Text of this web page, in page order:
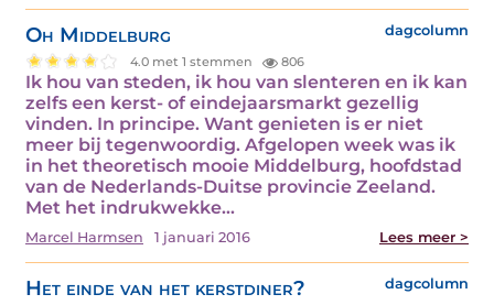
Oh Middelburg dagcolumn
4.0 met 1 stemmen 806
Ik hou van steden, ik hou van slenteren en ik kan
zelfs een kerst- of eindejaarsmarkt gezellig
vinden. In principe. Want genieten is er niet
meer bij tegenwoordig. Afgelopen week was ik
in het theoretisch mooie Middelburg, hoofdstad
van de Nederlands-Duitse provincie Zeeland.
Met het indrukwekke...
Marcel Harmsen 1 januari 2016 Lees meer >
Het einde van het kerstdiner? dagcolumn